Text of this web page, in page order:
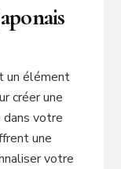
un élément
créer une
dans votre
une
votre